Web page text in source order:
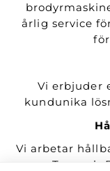
årlig service
Vi erbjuder
kundunika
Vi arbetar
Tex- och